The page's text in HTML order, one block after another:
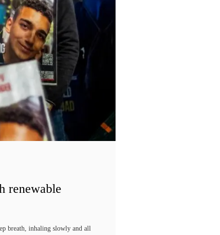
renewable
breath, inhaling slowly and all